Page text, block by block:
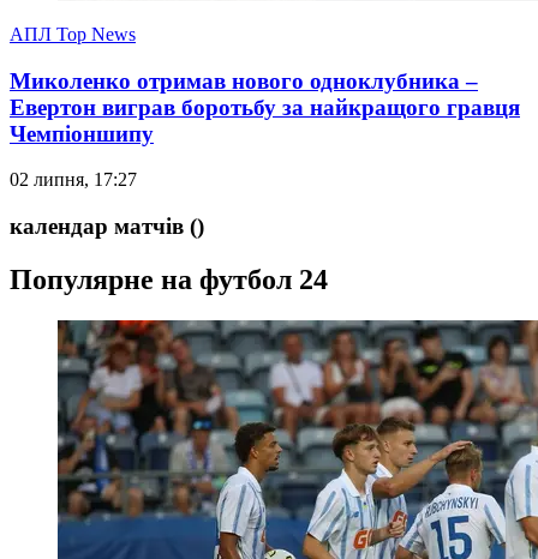
АПЛ Top News
Миколенко отримав нового одноклубника –
Евертон виграв боротьбу за найкращого гравця
Чемпіоншипу
02 липня, 17:27
календар матчів ()
Популярне на футбол 24